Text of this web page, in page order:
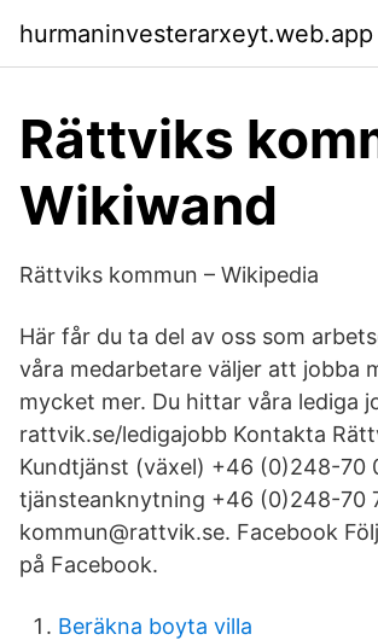
hurmaninvesterarxeyt.web.app
Rättviks
Wikiwand
Rättviks kommun – Wikipedia
Här får du ta del av oss som
våra medarbetare väljer att jobba
mycket mer. Du hittar våra lediga
rattvik.se/ledigajobb Kontakta
Kundtjänst (växel) +46 (0)248-70
tjänsteanknytning +46 (0)248-70
kommun@rattvik.se. Facebook
på Facebook.
Beräkna boyta villa